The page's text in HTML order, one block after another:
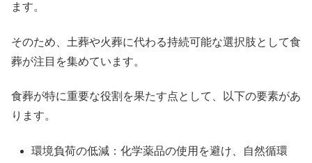
ます。
そのため、土葬や火葬に代わる持続可能な選択肢として食
葬が注目を集めています。
食葬が特に重要な役割を果たす点として、以下の要素があ
ります。
環境負荷の低減：化学薬品の使用を避け、自然循環